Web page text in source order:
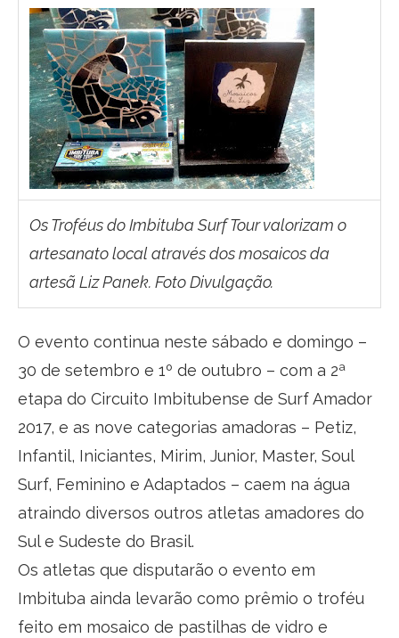
Os Troféus do Imbituba Surf Tour valorizam o
artesanato local através dos mosaicos da
artesã Liz Panek. Foto Divulgação.
O evento continua neste sábado e domingo –
30 de setembro e 1º de outubro – com a 2ª
etapa do Circuito Imbitubense de Surf Amador
2017, e as nove categorias amadoras – Petiz,
Infantil, Iniciantes, Mirim, Junior, Master, Soul
Surf, Feminino e Adaptados – caem na água
atraindo diversos outros atletas amadores do
Sul e Sudeste do Brasil.
Os atletas que disputarão o evento em
Imbituba ainda levarão como prêmio o troféu
feito em mosaico de pastilhas de vidro e